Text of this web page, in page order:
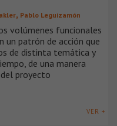
, Pablo Leguizamón
volúmenes funcionales
un patrón de acción que
de distinta temática y
de una manera
proyecto
VER +